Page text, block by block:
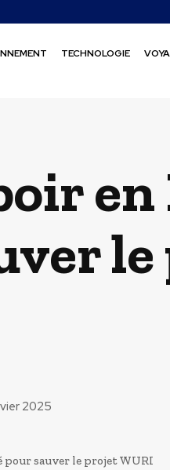
TECHNOLOGIE
en
2025
pour sauver le projet WURI